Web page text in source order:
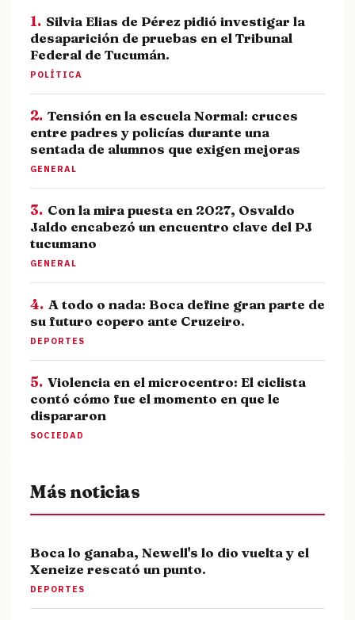
1. Silvia Elias de Pérez pidió investigar la
desaparición de pruebas en el Tribunal
Federal de Tucumán.
POLÍTICA
2. Tensión en la escuela Normal: cruces
entre padres y policías durante una
sentada de alumnos que exigen mejoras
GENERAL
3. Con la mira puesta en 2027, Osvaldo
Jaldo encabezó un encuentro clave del PJ
tucumano
GENERAL
4. A todo o nada: Boca define gran parte de
su futuro copero ante Cruzeiro.
DEPORTES
5. Violencia en el microcentro: El ciclista
contó cómo fue el momento en que le
dispararon
SOCIEDAD
Más noticias
Boca lo ganaba, Newell's lo dio vuelta y el
Xeneize rescató un punto.
DEPORTES